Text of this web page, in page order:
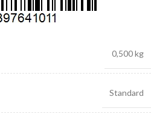
0,500 kg
Standard